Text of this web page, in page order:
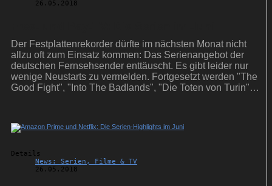
26.05.2018
Der Festplattenrekorder dürfte im nächsten Monat nicht
allzu oft zum Einsatz kommen: Das Serienangebot der
deutschen Fernsehsender enttäuscht. Es gibt leider nur
wenige Neustarts zu vermelden. Fortgesetzt werden "The
Good Fight", "Into The Badlands", "Die Toten von Turin"
Details
News: Serien, Filme & TV
26.05.2018